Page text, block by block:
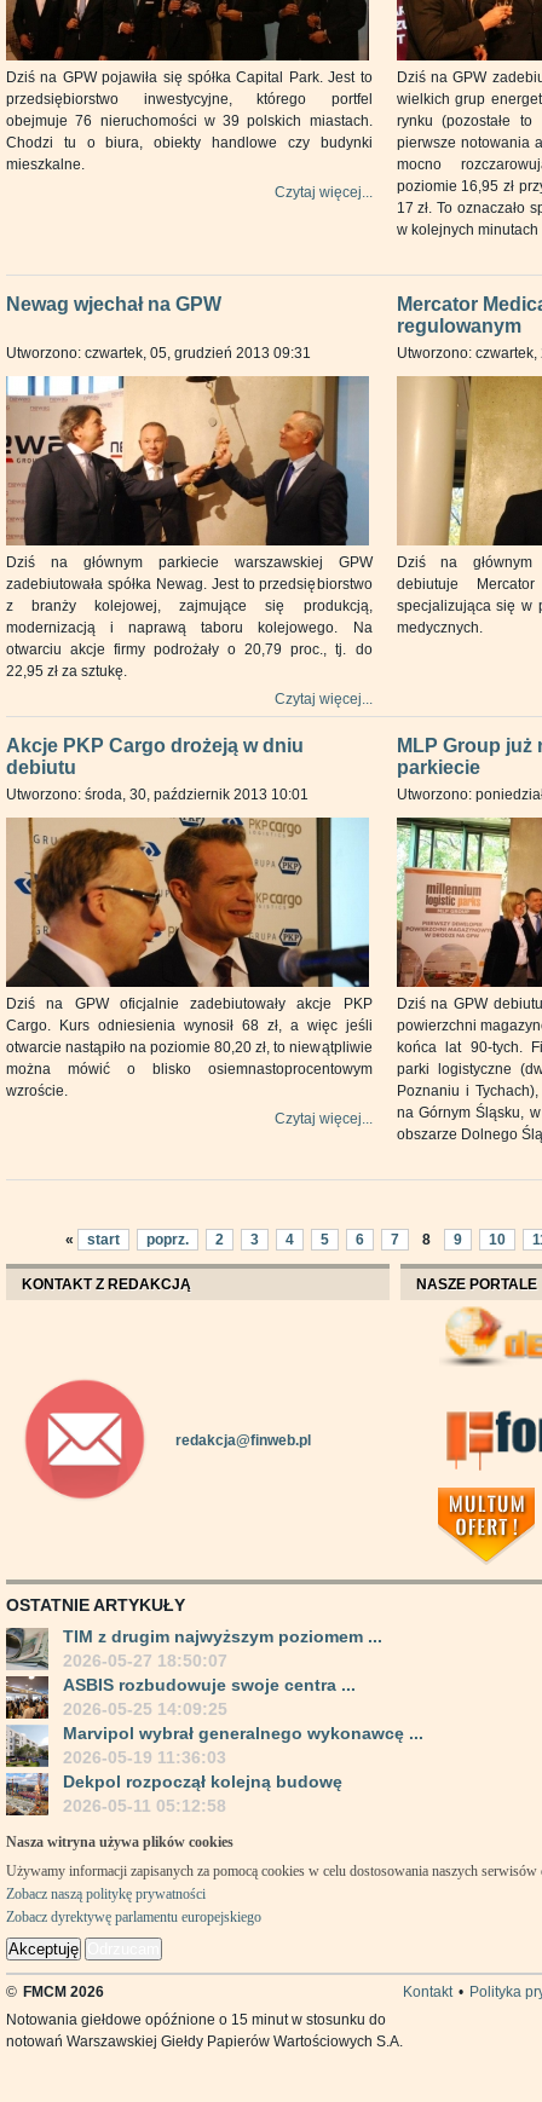
Dziś na GPW pojawiła się spółka Capital Park. Jest to
przedsiębiorstwo inwestycyjne, którego portfel
obejmuje 76 nieruchomości w 39 polskich miastach.
Chodzi tu o biura, obiekty handlowe czy budynki
mieszkalne.
Czytaj więcej...
Dziś na GPW
wielkich grup
rynku (pozostałe
pierwsze notowania
mocno
poziomie 16,95 zł
17 zł. To oznaczało
w kolejnych minutach
Newag wjechał na GPW
Utworzono: czwartek, 05, grudzień 2013 09:31
Dziś na głównym parkiecie warszawskiej GPW
zadebiutowała spółka Newag. Jest to przedsiębiorstwo
z branży kolejowej, zajmujące się produkcją,
modernizacją i naprawą taboru kolejowego. Na
otwarciu akcje firmy podrożały o 20,79 proc., tj. do
22,95 zł za sztukę.
Czytaj więcej...
Mercator
regulowanym
Utworzono:
Dziś na głównym
debiutuje
specjalizująca się w
medycznych.
Akcje PKP Cargo drożeją w dniu
debiutu
Utworzono: środa, 30, październik 2013 10:01
Dziś na GPW oficjalnie zadebiutowały akcje PKP
Cargo. Kurs odniesienia wynosił 68 zł, a więc jeśli
otwarcie nastąpiło na poziomie 80,20 zł, to niewątpliwie
można mówić o blisko osiemnastoprocentowym
wzroście.
Czytaj więcej...
MLP Group już
parkiecie
Utworzono:
Dziś na GPW
powierzchni
końca lat 90-tych.
parki logistyczne
Poznaniu i
na Górnym Śląsku,
obszarze Dolnego
« start poprz. 2 3 4 5 6 7 8 9 10
KONTAKT Z REDAKCJĄ
redakcja@finweb.pl
NASZE PORTALE
OSTATNIE ARTYKUŁY
TIM z drugim najwyższym poziomem ...
2026-05-27 18:50:07
ASBIS rozbudowuje swoje centra ...
2026-05-25 14:09:25
Marvipol wybrał generalnego wykonawcę ...
2026-05-19 11:36:03
Dekpol rozpoczął kolejną budowę
2026-05-11 05:12:58
Nasza witryna używa plików cookies
Używamy informacji zapisanych za pomocą cookies w celu dostosowania naszych
Zobacz naszą politykę prywatności
Zobacz dyrektywę parlamentu europejskiego
Akceptuję
© FMCM 2026 Kontakt • Polityka
Notowania giełdowe opóźnione o 15 minut w stosunku do
notowań Warszawskiej Giełdy Papierów Wartościowych S.A.